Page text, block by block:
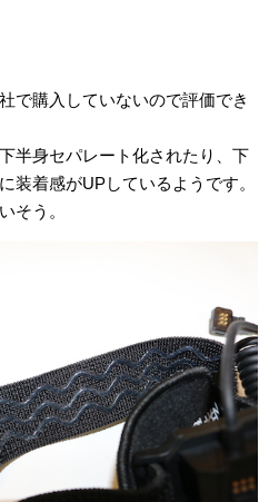
で購入していないので評価でき
半身セパレート化されたり、下
装着感がUPしているようです。
そう。